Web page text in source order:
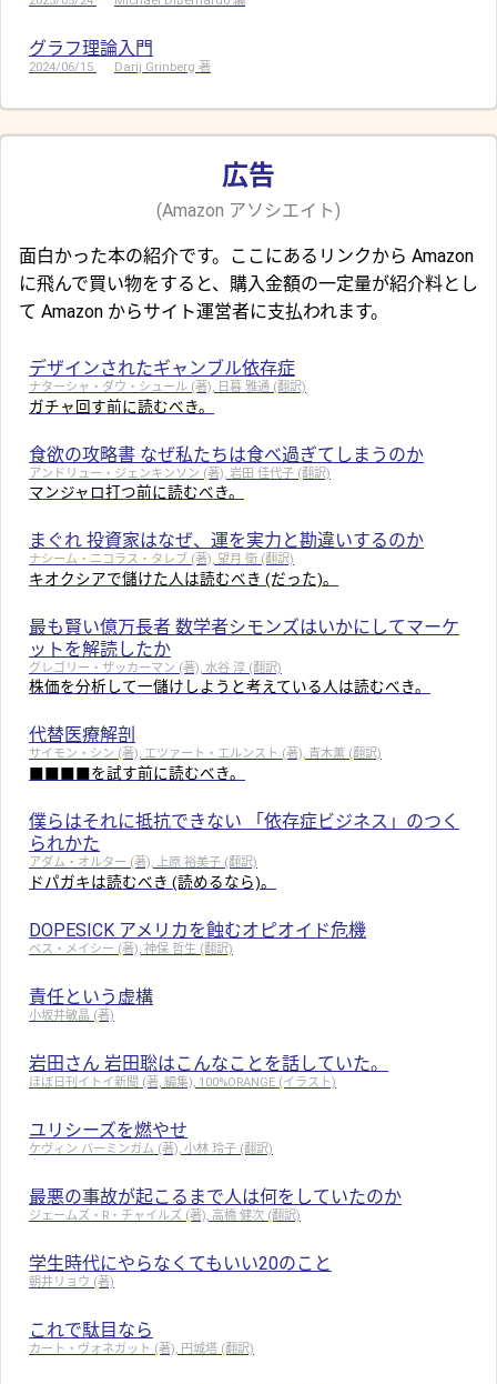
グラフ理論入門
2024/06/15 Darij Grinberg 著
広告
(Amazon アソシエイト)
面白かった本の紹介です。ここにあるリンクから Amazon
に飛んで買い物をすると、購入金額の一定量が紹介料とし
て Amazon からサイト運営者に支払われます。
デザインされたギャンブル依存症
ナターシャ・ダウ・シュール (著), 日暮 雅通 (翻訳)
ガチャ回す前に読むべき。
食欲の攻略書 なぜ私たちは食べ過ぎてしまうのか
アンドリュー・ジェンキンソン (著), 岩田 佳代子 (翻訳)
マンジャロ打つ前に読むべき。
まぐれ 投資家はなぜ、運を実力と勘違いするのか
ナシーム・ニコラス・タレブ (著), 望月 衛 (翻訳)
キオクシアで儲けた人は読むべき (だった)。
最も賢い億万長者 数学者シモンズはいかにしてマーケ
ットを解読したか
グレゴリー・ザッカーマン (著), 水谷 淳 (翻訳)
株価を分析して一儲けしようと考えている人は読むべき。
代替医療解剖
サイモン・シン (著), エツァート・エルンスト (著), 青木薫 (翻訳)
■■■■を試す前に読むべき。
僕らはそれに抵抗できない 「依存症ビジネス」のつく
られかた
アダム・オルター (著), 上原 裕美子 (翻訳)
ドパガキは読むべき (読めるなら)。
DOPESICK アメリカを蝕むオピオイド危機
ベス・メイシー (著), 神保 哲生 (翻訳)
責任という虚構
小坂井敏晶 (著)
岩田さん 岩田聡はこんなことを話していた。
ほぼ日刊イトイ新聞 (著, 編集), 100%ORANGE (イラスト)
ユリシーズを燃やせ
ケヴィン バーミンガム (著), 小林 玲子 (翻訳)
最悪の事故が起こるまで人は何をしていたのか
ジェームズ・R・チャイルズ (著), 高橋 健次 (翻訳)
学生時代にやらなくてもいい20のこと
朝井リョウ (著)
これで駄目なら
カート・ヴォネガット (著), 円城塔 (翻訳)